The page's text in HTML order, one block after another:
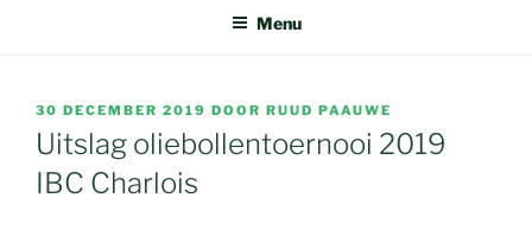
Menu
GEPLAATST
OP
30 DECEMBER 2019 DOOR RUUD PAAUWE
Uitslag oliebollentoernooi 2019
IBC Charlois